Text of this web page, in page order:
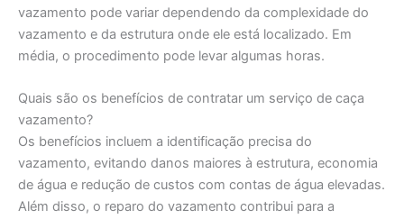
vazamento pode variar dependendo da complexidade do
vazamento e da estrutura onde ele está localizado. Em
média, o procedimento pode levar algumas horas.
Quais são os benefícios de contratar um serviço de caça
vazamento?
Os benefícios incluem a identificação precisa do
vazamento, evitando danos maiores à estrutura, economia
de água e redução de custos com contas de água elevadas.
Além disso, o reparo do vazamento contribui para a